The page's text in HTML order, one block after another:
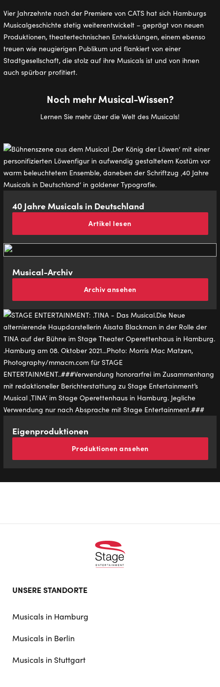
Vier Jahrzehnte nach der Premiere von CATS hat sich Hamburgs
Musicalgeschichte stetig weiterentwickelt – geprägt von neuen
Produktionen, theatertechnischen Entwicklungen, einem ebenso
treuen wie neugierigen Publikum und flankiert von einer
Stadtgesellschaft, die stolz auf ihre Musicals ist und von ihnen
auch spürbar profitiert.
Noch mehr Musical-Wissen?
Lernen Sie mehr über die Welt des Musicals!
40 Jahre Musicals in Deutschland
Artikel lesen
Musical-Archiv
Archiv ansehen
Eigenproduktionen
Produktionen ansehen
UNSERE STANDORTE
Musicals in Hamburg
Musicals in Berlin
Musicals in Stuttgart